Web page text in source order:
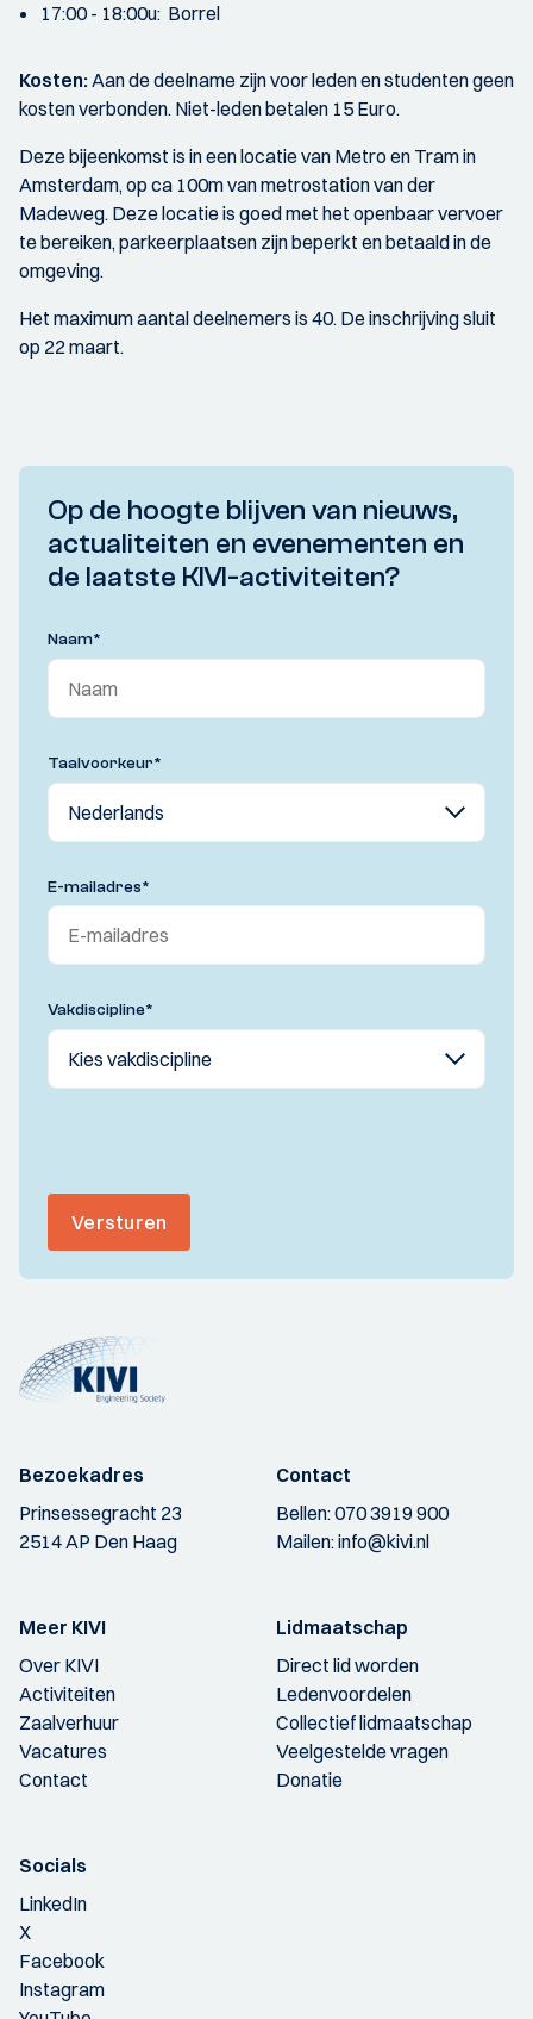
17:00 - 18:00u: Borrel
Kosten:Aan de deelname zijn voor leden en studenten geen
kosten verbonden. Niet-leden betalen 15 Euro.
Deze bijeenkomst is in een locatie van Metro en Tram in
Amsterdam, op ca 100m van metrostation van der
Madeweg. Deze locatie is goed met het openbaar vervoer
te bereiken, parkeerplaatsen zijn beperkt en betaald in de
omgeving.
Het maximum aantal deelnemers is 40. De inschrijving sluit
op 22 maart.
Op de hoogte blijven van nieuws,
actualiteiten en evenementen en
de laatste KIVI-activiteiten?
Naam*
Taalvoorkeur*
E-mailadres*
Vakdiscipline*
Versturen
Bezoekadres
Prinsessegracht 23
2514 AP Den Haag
Contact
Bellen:070 3919 900
Mailen:info@kivi.nl
Meer KIVI
Over KIVI
Activiteiten
Zaalverhuur
Vacatures
Contact
Lidmaatschap
Direct lid worden
Ledenvoordelen
Collectief lidmaatschap
Veelgestelde vragen
Donatie
Socials
LinkedIn
X
Facebook
Instagram